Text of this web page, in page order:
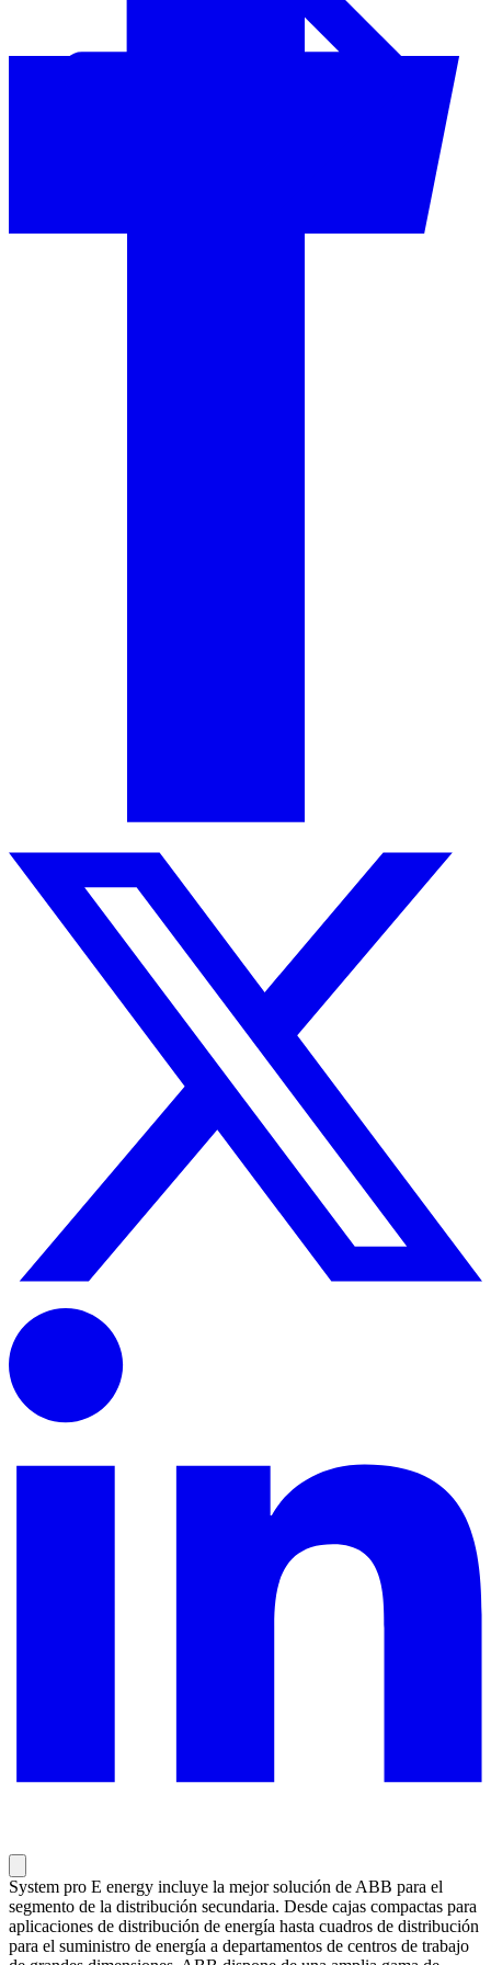
System pro E energy incluye la mejor solución de ABB para el
segmento de la distribución secundaria. Desde cajas compactas para
aplicaciones de distribución de energía hasta cuadros de distribución
para el suministro de energía a departamentos de centros de trabajo